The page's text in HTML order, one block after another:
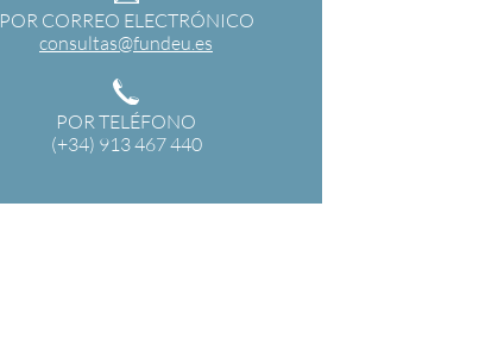
POR CORREO ELECTRÓNICO
consultas@fundeu.es
POR TELÉFONO
(+34) 913 467 440